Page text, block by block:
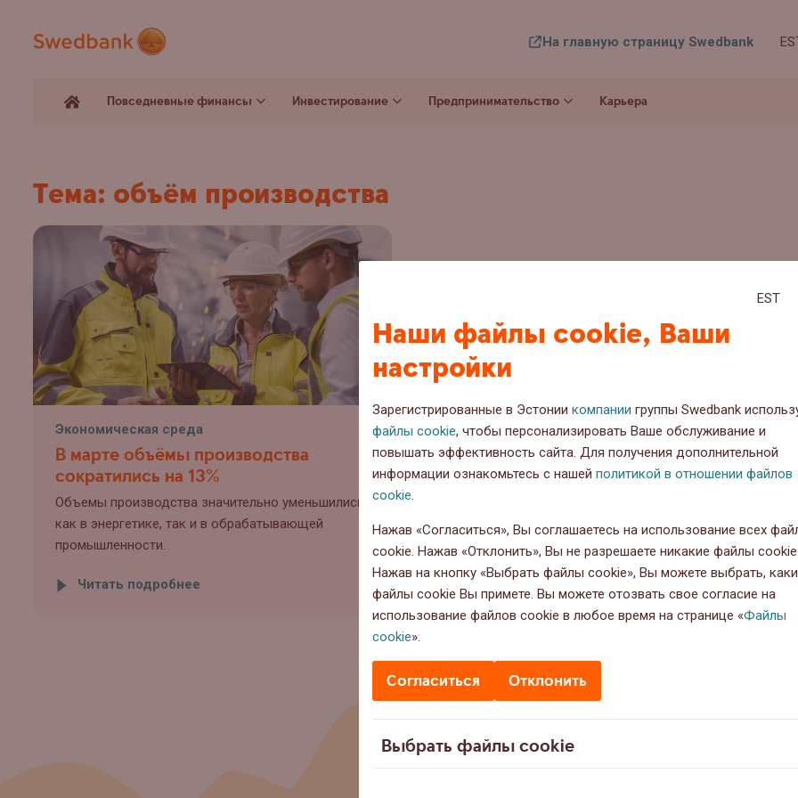
EST
Наши файлы cookie, Ваши
настройки
Зарегистрированные в Эстониикомпании группы Swedbank
файлы cookie, чтобы персонализировать Ваше обслуживание и
повышать эффективность сайта. Для получения дополнительной
информации ознакомьтесь с нашейполитикой в отношении файлов
cookie.
Нажав «Согласиться», Вы соглашаетесь на использование всех
cookie. Нажав «Отклонить», Вы не разрешаете никакие файлы cookie.
Нажав на кнопку «Выбрать файлы cookie», Вы можете выбрать,
файлы cookie Вы примете. Вы можете отозвать свое согласие на
использование файлов cookie в любое время на странице «Файлы
cookie».
Согласиться Отклонить
Выбрать файлы cookie
На главную страницу Swedbank
Повседневные финансы Инвестирование Предпринимательство Карьера
Тема: объём производства
Экономическая среда
В марте объёмы производства
сократились на 13%
Объемы производства значительно уменьшились
как в энергетике, так и в обрабатывающей
промышленности.
Читать подробнее